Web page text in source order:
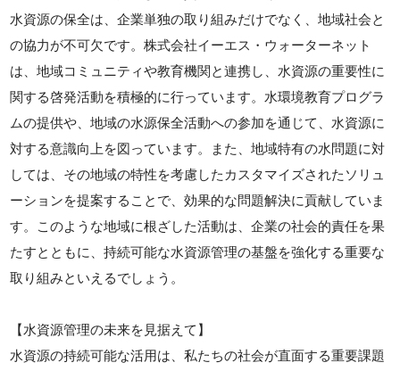
水資源の保全は、企業単独の取り組みだけでなく、地域社会と
の協力が不可欠です。株式会社イーエス・ウォーターネット
は、地域コミュニティや教育機関と連携し、水資源の重要性に
関する啓発活動を積極的に行っています。水環境教育プログラ
ムの提供や、地域の水源保全活動への参加を通じて、水資源に
対する意識向上を図っています。また、地域特有の水問題に対
しては、その地域の特性を考慮したカスタマイズされたソリュ
ーションを提案することで、効果的な問題解決に貢献していま
す。このような地域に根ざした活動は、企業の社会的責任を果
たすとともに、持続可能な水資源管理の基盤を強化する重要な
取り組みといえるでしょう。
【水資源管理の未来を見据えて】
水資源の持続可能な活用は、私たちの社会が直面する重要課題